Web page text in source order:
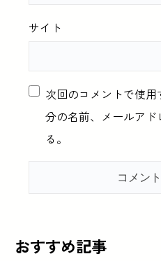
サイト
次回のコメントで使
分の名前、メールア
る。
おすすめ記事